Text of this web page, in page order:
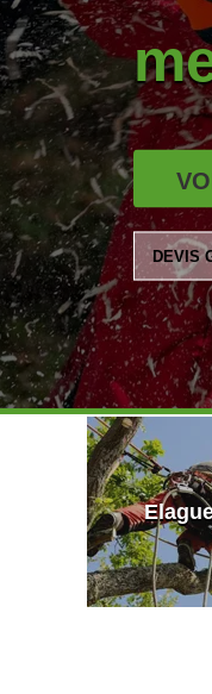
DEVIS